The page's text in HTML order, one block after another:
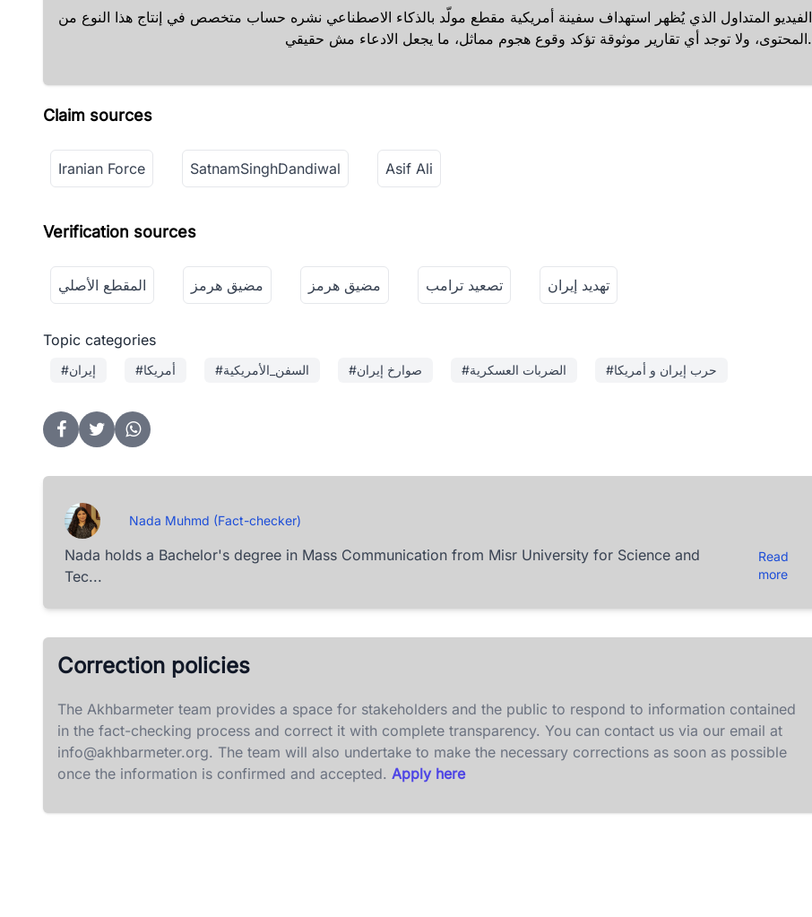
الفيديو المتداول الذي يُظهر استهداف سفينة أمريكية مقطع مولّد بالذكاء الاصطناعي نشره حساب متخصص في إنتاج هذا النوع من
المحتوى، ولا توجد أي تقارير موثوقة تؤكد وقوع هجوم مماثل، ما يجعل الادعاء مش حقيقي.
Claim sources
Iranian Force SatnamSinghDandiwal Asif Ali
Verification sources
المقطع الأصلي مضيق هرمز مضيق هرمز تصعيد ترامب تهديد إيران
Topic categories
#إيران #أمريكا #السفن_الأمريكية #صوارخ إيران #الضربات العسكرية #حرب إيران و أمريكا
Nada Muhmd (Fact-checker)
Nada holds a Bachelor's degree in Mass Communication from Misr University for Science and
Tec...
Read
more
Correction policies
The Akhbarmeter team provides a space for stakeholders and the public to respond to information contained
in the fact-checking process and correct it with complete transparency. You can contact us via our email at
info@akhbarmeter.org. The team will also undertake to make the necessary corrections as soon as possible
once the information is confirmed and accepted. Apply here